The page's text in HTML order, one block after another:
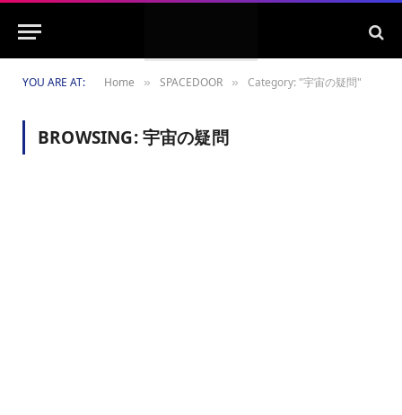
YOU ARE AT: Home » SPACEDOOR » Category: "宇宙の疑問"
BROWSING:宇宙の疑問